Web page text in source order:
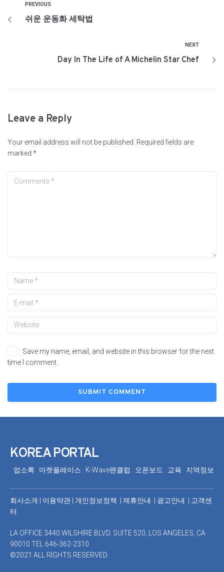
PREVIOUS
쉬운 운동화 세탁법
NEXT
Day In The Life of A Michelin Star Chef
Leave a Reply
Your email address will not be published. Required fields are
marked *
Save my name, email, and website in this browser for the next
time I comment.
KOREA PORTAL
업소록 마켓플레이스 K-Wave팬클럽 오픈보드 교육 지역정보
회사소개 이용약관 개인정보정책 | 제휴안내 | 광고안내
고객센
터
LA OFFICE 3440 WILSHIRE BLVD. SUITE 520, LOS ANGELES, CA
90010 TEL 646-362-2310
©2021 ALL RIGHTS RESERVED.